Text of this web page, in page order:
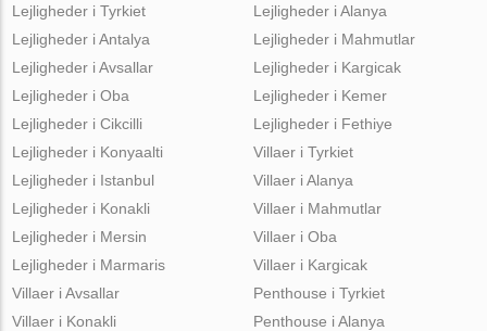
Lejligheder i Tyrkiet
Lejligheder i Antalya
Lejligheder i Avsallar
Lejligheder i Oba
Lejligheder i Cikcilli
Lejligheder i Alanya
Lejligheder i Mahmutlar
Lejligheder i Kargicak
Lejligheder i Kemer
Lejligheder i Fethiye
Lejligheder i Konyaalti
Lejligheder i Istanbul
Lejligheder i Konakli
Lejligheder i Mersin
Lejligheder i Marmaris
Villaer i Tyrkiet
Villaer i Alanya
Villaer i Mahmutlar
Villaer i Oba
Villaer i Kargicak
Villaer i Avsallar
Villaer i Konakli
Penthouse i Tyrkiet
Penthouse i Alanya